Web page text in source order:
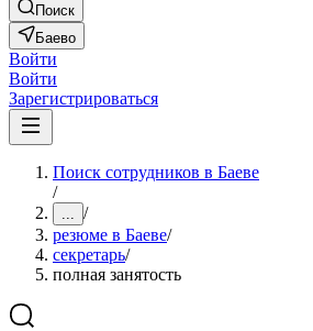
Поиск
Баево
Войти
Войти
Зарегистрироваться
Поиск сотрудников в Баеве
/
... /
резюме в Баеве/
секретарь/
полная занятость